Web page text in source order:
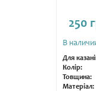
250
В
Для
Колір:
Товщина:
Матеріал: